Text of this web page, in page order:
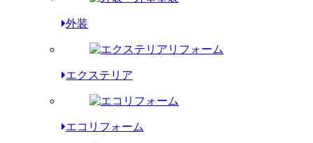
外装
エクステリア
エコリフォーム